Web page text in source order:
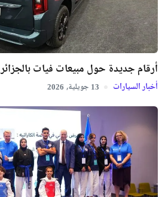
أرقام جديدة حول مبيعات فيات بالجزائر
أخبار السيارات 13 جويلية, 2026